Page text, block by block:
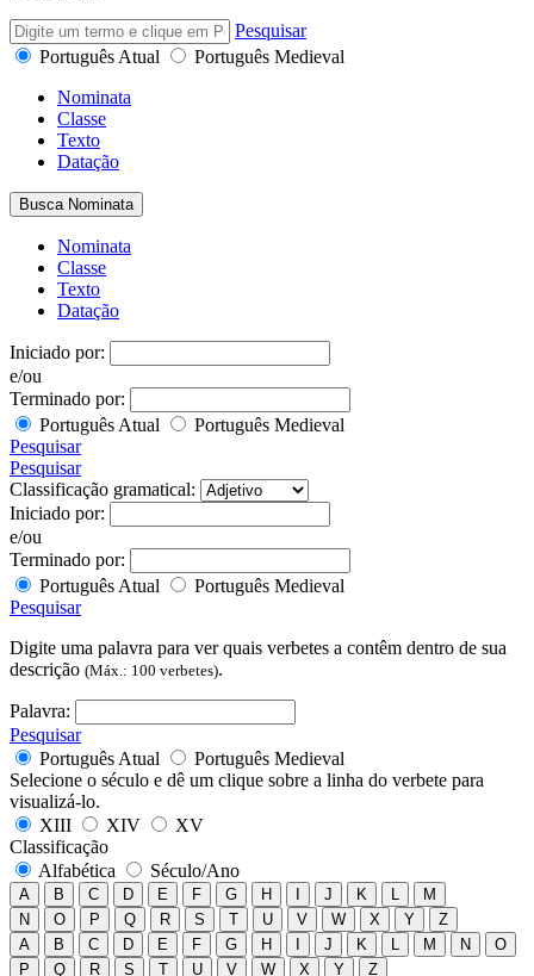
Pesquisar
Português Atual
Português Medieval
Nominata
Classe
Texto
Datação
Busca Nominata
Nominata
Classe
Texto
Datação
Iniciado por:
e/ou
Terminado por:
Português Atual
Português Medieval
Pesquisar
Pesquisar
Classificação gramatical:
Iniciado por:
e/ou
Terminado por:
Português Atual
Português Medieval
Pesquisar
Digite uma palavra para ver quais verbetes a contêm dentro de sua
descrição (Máx.: 100 verbetes).
Palavra:
Pesquisar
Português Atual
Português Medieval
Selecione o século e dê um clique sobre a linha do verbete para
visualizá-lo.
XIII
XIV
XV
Classificação
Alfabética
Século/Ano
A B C D E F G H I J K L
M
N
O P Q R S T U V W X Y
Z
A
B C D E F G H I J K L M N
O
P
Q R S T U V W X Y Z